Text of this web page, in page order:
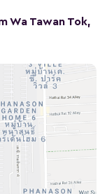
Wa Tawan Tok,